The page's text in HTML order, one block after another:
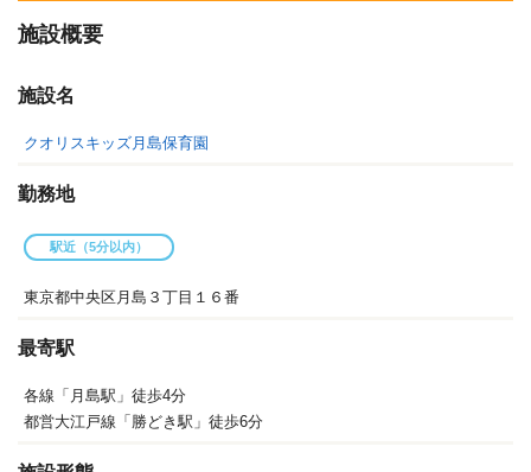
施設概要
施設名
クオリスキッズ月島保育園
勤務地
駅近（5分以内）
東京都中央区月島３丁目１６番
最寄駅
各線「月島駅」徒歩4分
都営大江戸線「勝どき駅」徒歩6分